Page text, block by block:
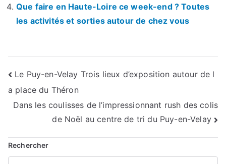
Que faire en Haute-Loire ce week-end ? Toutes
les activités et sorties autour de chez vous
Navigation
de
l’article
Le Puy-en-Velay Trois lieux d’exposition autour de l
a place du Théron
Dans les coulisses de l’impressionnant rush des colis
de Noël au centre de tri du Puy-en-Velay
Rechercher